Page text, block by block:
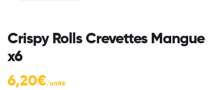
Crispy Rolls Crevettes Mangue
x6
6,20€